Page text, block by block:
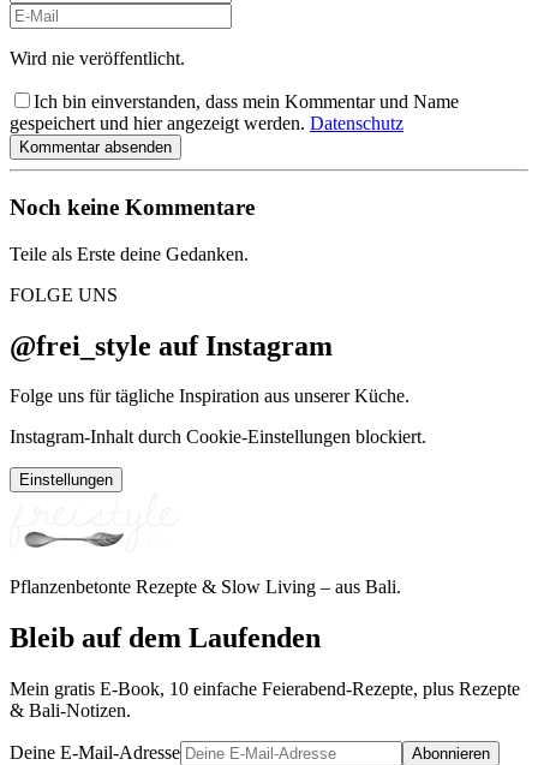
Wird nie veröffentlicht.
Ich bin einverstanden, dass mein Kommentar und Name
gespeichert und hier angezeigt werden. Datenschutz
Kommentar absenden
Noch keine Kommentare
Teile als Erste deine Gedanken.
FOLGE UNS
@frei_style auf Instagram
Folge uns für tägliche Inspiration aus unserer Küche.
Instagram-Inhalt durch Cookie-Einstellungen blockiert.
Einstellungen
Pflanzenbetonte Rezepte & Slow Living – aus Bali.
Bleib auf dem Laufenden
Mein gratis E-Book, 10 einfache Feierabend-Rezepte, plus Rezepte
& Bali-Notizen.
Deine E-Mail-Adresse Abonnieren